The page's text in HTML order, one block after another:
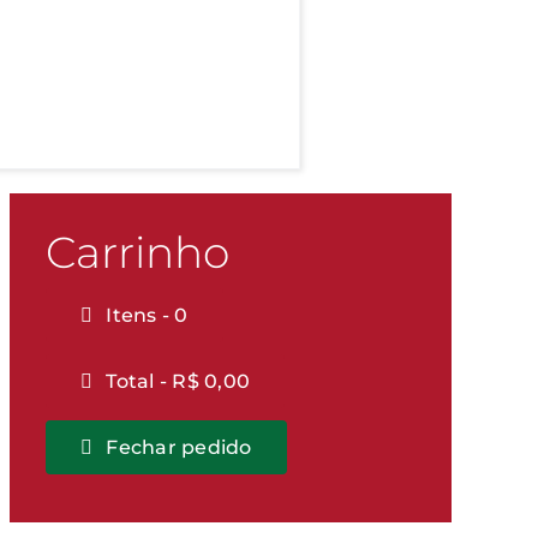
Tempero Caldo de
Carrinho
Itens -0
Total - R$0,00
Fechar pedido